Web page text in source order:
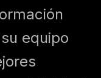
equipo